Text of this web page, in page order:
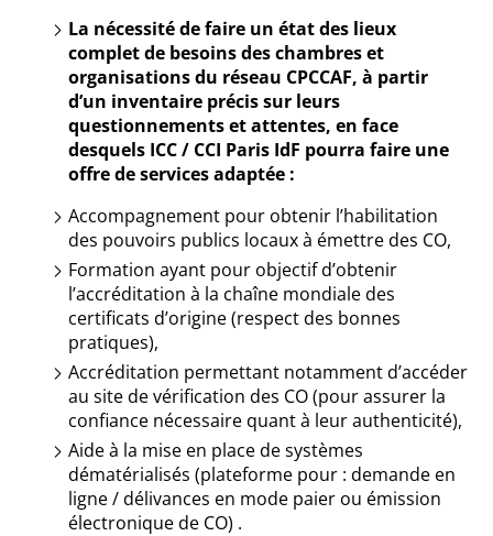
La nécessité de faire un état des lieux
complet de besoins des chambres et
organisations du réseau CPCCAF, à partir
d’un inventaire précis sur leurs
questionnements et attentes, en face
desquels ICC / CCI Paris IdF pourra faire une
offre de services adaptée :
Accompagnement pour obtenir l’habilitation
des pouvoirs publics locaux à émettre des CO,
Formationayant pour objectif d’obtenir
l’accréditation à la chaîne mondiale des
certificats d’origine(respect des bonnes
pratiques),
Accréditation permettant notamment d’accéder
au site de vérification des CO (pour assurer la
confiance nécessaire quant à leur authenticité),
Aide à la mise en place de systèmes
dématérialisés (plateforme pour : demande en
ligne / délivances en mode paier ou émission
électronique de CO) .